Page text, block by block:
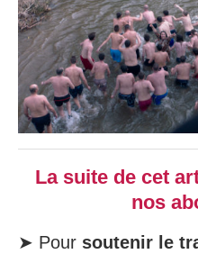
La suite de cet
nos
➤ Pour soutenir le